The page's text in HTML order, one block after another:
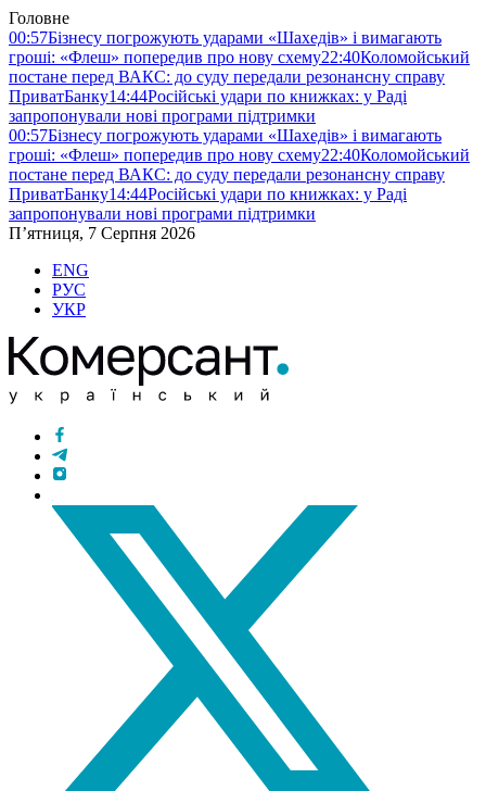
Головне
00:57Бізнесу погрожують ударами «Шахедів» і вимагають
гроші: «Флеш» попередив про нову схему22:40Коломойський
постане перед ВАКС: до суду передали резонансну справу
ПриватБанку14:44Російські удари по книжках: у Раді
запропонували нові програми підтримки
00:57Бізнесу погрожують ударами «Шахедів» і вимагають
гроші: «Флеш» попередив про нову схему22:40Коломойський
постане перед ВАКС: до суду передали резонансну справу
ПриватБанку14:44Російські удари по книжках: у Раді
запропонували нові програми підтримки
П’ятниця, 7 Серпня 2026
ENG
РУС
УКР